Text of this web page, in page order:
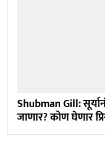
Shubman Gill:
जाणार? कोण घेणार